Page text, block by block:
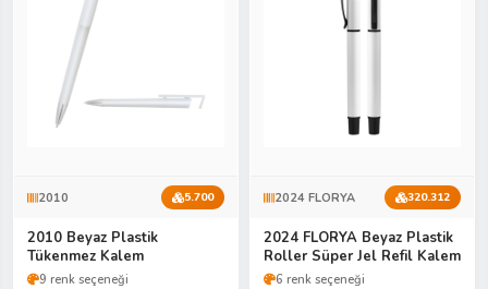
2010 5.700
2010 Beyaz Plastik
Tükenmez Kalem
9 renk seçeneği
2024 FLORYA 320.312
2024 FLORYA Beyaz Plastik
Roller Süper Jel Refil Kalem
6 renk seçeneği